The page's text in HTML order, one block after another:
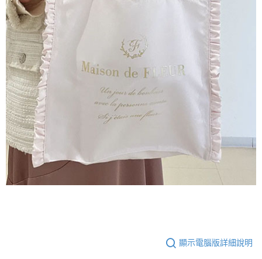
顯示電腦版詳細說明